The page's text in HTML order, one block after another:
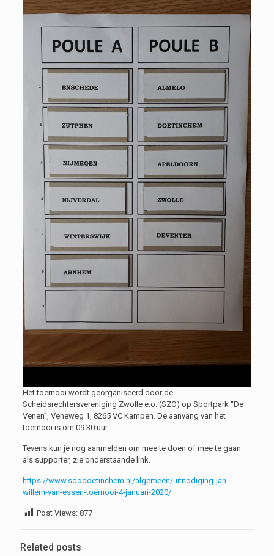
Het toernooi wordt georganiseerd door de
Scheidsrechtersvereniging Zwolle e.o. (SZO) op Sportpark “De
Venen”, Veneweg 1, 8265 VC Kampen. De aanvang van het
toernooi is om 09.30 uur.
Tevens kun je nog aanmelden om mee te doen of mee te gaan
als supporter, zie onderstaande link.
https://www.sdodoetinchem.nl/algemeen/uitnodiging-jan-
willem-van-essen-toernooi-4-januari-2020/
Post Views: 877
Related posts